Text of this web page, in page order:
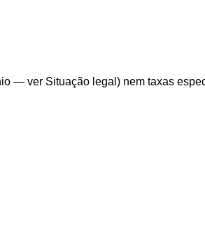
— ver Situação legal) nem taxas